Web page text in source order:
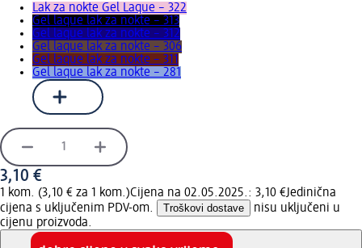
Lak za nokte Gel Laque – 322
Gel laque lak za nokte – 313
Gel laque lak za nokte – 312
Gel laque lak za nokte – 306
Gel laque lak za nokte – 311
Gel laque lak za nokte – 281
3,10 €
1 kom. (3,10 € za 1 kom.)Cijena na 02.05.2025.: 3,10 €Jedinična
cijena s uključenim PDV-om.
Troškovi dostave
nisu uključeni u
cijenu proizvoda.